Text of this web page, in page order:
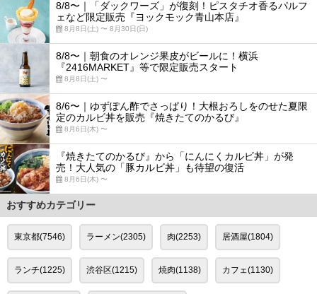
8/8〜｜「ダックワーズ」が復刻！ピスタチオ香るパルフ
ェなど限定販売『ヨックモック青山本店』
8月8日(土) 〜 8月30日(日)
8/8〜｜朝食のオレンジ果皮がビールに！横浜
『2416MARKET』等で限定販売スタート
8月8日(土) 〜
8/6〜｜ゆずぽん酢でさっぱり！大根おろしをのせた夏限
定のカルビ丼を販売『焼きたてのかるび』
8月6日(木) 〜
『焼きたてのかるび』から「にんにくカルビ丼」が発
売！大人気の「豚カルビ丼」も待望の復活
8月6日(木) 〜
おすすめカテゴリー
東京都(7546) ラーメン(2305) 肉(2253) 居酒屋(1804)
ランチ(1225) 渋谷区(1215) 焼肉(1138) カフェ(1130)